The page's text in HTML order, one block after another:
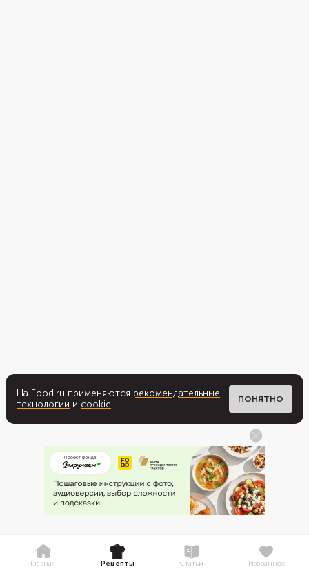
На Food.ru применяются рекомендательные
технологии и cookie. ПОНЯТНО
Главная Рецепты Статьи Избранное